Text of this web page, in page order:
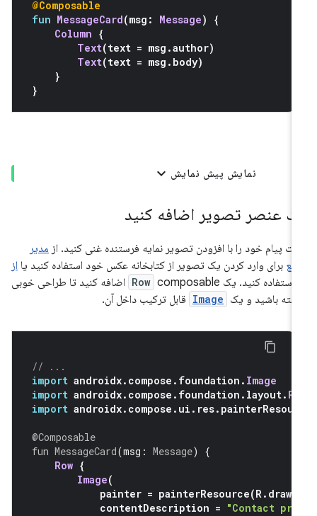
@Composable
fun MessageCard(msg: Message
Column
Text(text = msg.author
Text(text = msg.body
نمایش پیش نمایش
عنصر تصویر اضافه کنید
پیام خود را با افزودن تصویر نمایه فرستنده غنی کنید. ازمدیر
برای وارد کردن یک تصویر از کتابخانه عکس خود استفاده کنید یااز
استفاده کنید. یک Row composable اضافه کنید تا طراحی خوبی
باشید و یک Image قابل ترکیب داخل آن.
// ...
import androidx.compose.foundation.Image
import androidx.compose.foundation.layout
import androidx.compose. ui.res.
@Composable
fun MessageCard( msg: Message
Row
Image
painter = painterResource (R.
contentDescription = "Contact